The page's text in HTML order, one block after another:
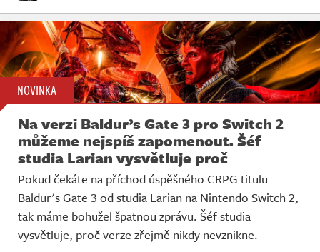
NOVINKA
Na verzi Baldur’s Gate 3 pro Switch 2
můžeme nejspíš zapomenout. Šéf
studia Larian vysvětluje proč
Pokud čekáte na příchod úspěšného CRPG titulu
Baldur's Gate 3 od studia Larian na Nintendo Switch 2,
tak máme bohužel špatnou zprávu. Šéf studia
vysvětluje, proč verze zřejmě nikdy nevznikne.